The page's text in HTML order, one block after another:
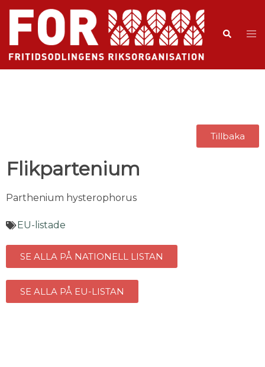
Tillbaka
Flikpartenium
Parthenium hysterophorus
EU-listade
SE ALLA PÅ NATIONELL LISTAN
SE ALLA PÅ EU-LISTAN